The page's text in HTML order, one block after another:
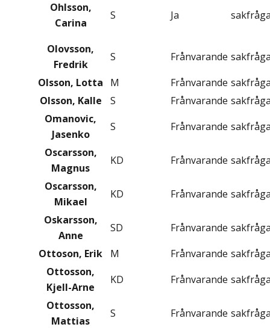
Ohlsson,
Carina
S Ja
Olovsson,
Fredrik
S Frånvarande
Olsson, Lotta
M Frånvarande
Olsson, Kalle
S Frånvarande
Omanovic,
Jasenko
S Frånvarande
Oscarsson,
Magnus
KD Frånvarande
Oscarsson,
Mikael
KD Frånvarande
Oskarsson,
Anne
SD Frånvarande
Ottoson, Erik
M Frånvarande
Ottosson,
Kjell-Arne
KD Frånvarande
Ottosson,
Mattias
S Frånvarande